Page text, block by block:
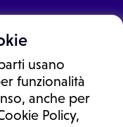
usano
funzionalità
anche per
Policy,
un consulto medico.
un consulto, una